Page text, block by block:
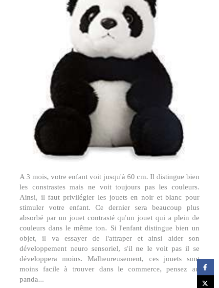
A 3 mois, votre enfant voit jusqu'à 60 cm. Il distingue bien
les constrastes mais ne voit toujours pas les couleurs.
Ainsi, il faut privilégier les jouets en noir et blanc pour
stimuler votre enfant. Ce dernier sera beaucoup plus
absorbé par un jouet contrasté qu'un jouet qui a plein de
couleurs dans le même ton. Si l'enfant distingue bien un
objet, il va essayer de l'attraper et ainsi aider son
développement neuro sensoriel, s'il ne le voit pas il se
développera moins. Malheureusement, ces jouets sont
moins facile à trouver dans le commerce, pensez au
panda...